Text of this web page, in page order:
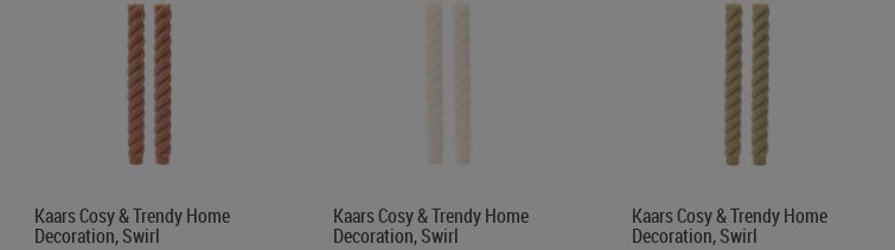
Kaars Cosy & Trendy Home
Decoration, Swirl
Kaars Cosy & Trendy Home
Decoration, Swirl
Kaars Cosy & Trendy Home
Decoration, Swirl